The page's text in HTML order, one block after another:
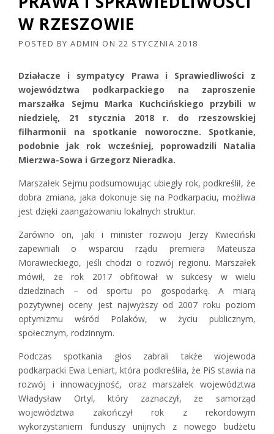
W RZESZOWIE
POSTED BY ADMIN ON 22 STYCZNIA 2018
Działacze i sympatycy Prawa i Sprawiedliwości z
województwa podkarpackiego na zaproszenie
marszałka Sejmu Marka Kuchcińskiego przybili w
niedzielę, 21 stycznia 2018 r. do rzeszowskiej
filharmonii na spotkanie noworoczne. Spotkanie,
podobnie jak rok wcześniej, poprowadzili Natalia
Mierzwa-Sowa i Grzegorz Nieradka.
Marszałek Sejmu podsumowując ubiegły rok, podkreślił, że
dobra zmiana, jaka dokonuje się na Podkarpaciu, możliwa
jest dzięki zaangażowaniu lokalnych struktur.
Zarówno on, jaki i minister rozwoju Jerzy Kwieciński
zapewniali o wsparciu rządu premiera Mateusza
Morawieckiego, jeśli chodzi o rozwój regionu. Marszałek
mówił, że rok 2017 obfitował w sukcesy w wielu
dziedzinach – od sportu po gospodarkę. A miarą
pozytywnej oceny jest najwyższy od 2007 roku poziom
optymizmu wśród Polaków, w życiu publicznym,
społecznym, rodzinnym.
Podczas spotkania głos zabrali także wojewoda
podkarpacki Ewa Leniart, która podkreśliła, że PiS stawia na
rozwój i innowacyjność, oraz marszałek województwa
Władysław Ortyl, który zaznaczył, że samorząd
województwa zakończył rok z rekordowym
wykorzystaniem funduszy unijnych z nowego budżetu